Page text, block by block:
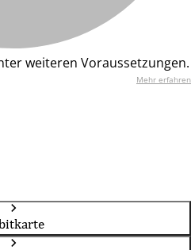
weiteren Voraussetzungen.
Mehr erfahren